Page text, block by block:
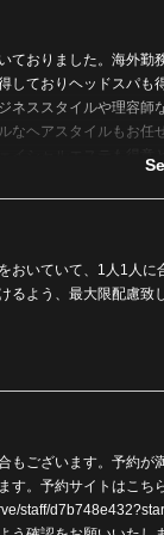
ておりました。海外
しておりヘッドスパも
ネススタイルや理容
なヘアスタイルもお
イシャルエステも得
おいていて、1人1人
るよう、最大限配慮
もございます。予約が
す。予約サイトはこち
staff/